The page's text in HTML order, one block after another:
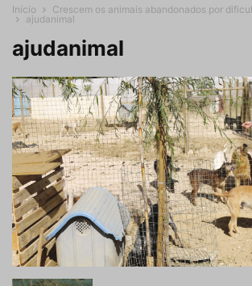
Início
Crescem os animais abandonados por
ajudanimal
ajudanimal